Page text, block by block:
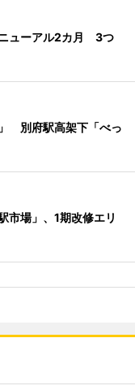
ューアル2カ月 3つ
別府駅高架下「べっ
市場」、1期改修エリ